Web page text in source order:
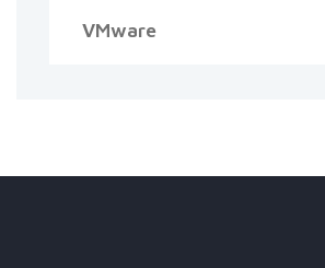
VMware